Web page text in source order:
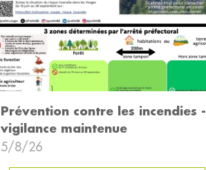
Prévention contre les incendies -
vigilance maintenue
5/8/26